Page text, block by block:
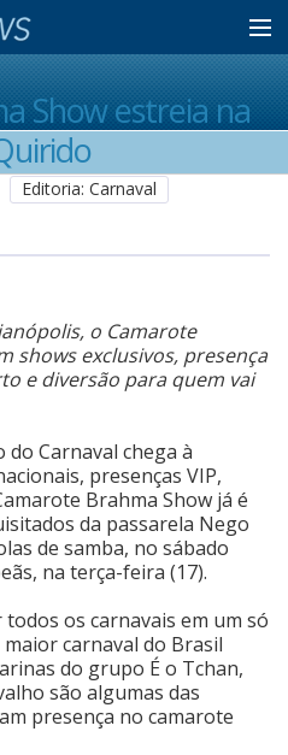
Show estreia na
Editoria: Carnaval
o Camarote
shows exclusivos, presença
e diversão para quem vai
do Carnaval chega à
presenças VIP,
Brahma Show já é
da passarela Nego
de samba, no sábado
na terça-feira (17).
os carnavais em um só
carnaval do Brasil
do grupo É o Tchan,
são algumas das
presença no camarote